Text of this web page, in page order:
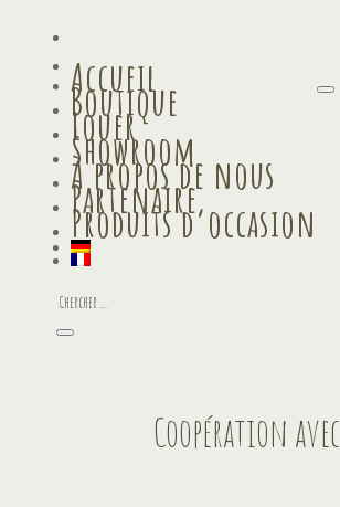
Accueil
Boutique
Louer
Showroom
À propos de nous
Partenaire
Produits d’occasion
Coopération avec